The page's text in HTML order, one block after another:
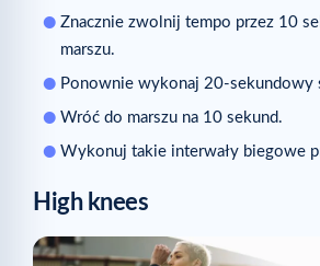
Znacznie zwolnij tempo przez 10
marszu.
Ponownie wykonaj 20-sekundowy
Wróć do marszu na 10 sekund.
Wykonuj takie interwały biegowe
High knees